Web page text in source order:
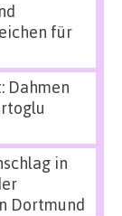
für
Dahmen
in
Dortmund